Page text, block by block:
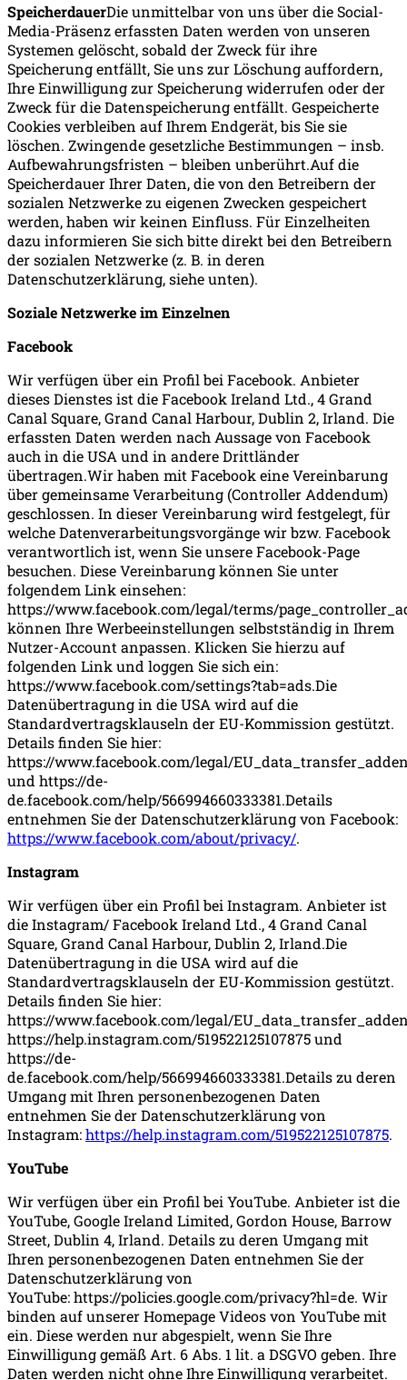
SpeicherdauerDie unmittelbar von uns über die Social-
Media-Präsenz erfassten Daten werden von unseren
Systemen gelöscht, sobald der Zweck für ihre
Speicherung entfällt, Sie uns zur Löschung auffordern,
Ihre Einwilligung zur Speicherung widerrufen oder der
Zweck für die Datenspeicherung entfällt. Gespeicherte
Cookies verbleiben auf Ihrem Endgerät, bis Sie sie
löschen. Zwingende gesetzliche Bestimmungen – insb.
Aufbewahrungsfristen – bleiben unberührt.Auf die
Speicherdauer Ihrer Daten, die von den Betreibern der
sozialen Netzwerke zu eigenen Zwecken gespeichert
werden, haben wir keinen Einfluss. Für Einzelheiten
dazu informieren Sie sich bitte direkt bei den Betreibern
der sozialen Netzwerke (z. B. in deren
Datenschutzerklärung, siehe unten).
Soziale Netzwerke im Einzelnen
Facebook
Wir verfügen über ein Profil bei Facebook. Anbieter
dieses Dienstes ist die Facebook Ireland Ltd., 4 Grand
Canal Square, Grand Canal Harbour, Dublin 2, Irland. Die
erfassten Daten werden nach Aussage von Facebook
auch in die USA und in andere Drittländer
übertragen.Wir haben mit Facebook eine Vereinbarung
über gemeinsame Verarbeitung (Controller Addendum)
geschlossen. In dieser Vereinbarung wird festgelegt, für
welche Datenverarbeitungsvorgänge wir bzw. Facebook
verantwortlich ist, wenn Sie unsere Facebook-Page
besuchen. Diese Vereinbarung können Sie unter
folgendem Link einsehen:
https://www.facebook.com/legal/terms/
können Ihre Werbeeinstellungen selbstständig in Ihrem
Nutzer-Account anpassen. Klicken Sie hierzu auf
folgenden Link und loggen Sie sich ein:
https://www.facebook.com/settings?tab=ads.Die
Datenübertragung in die USA wird auf die
Standardvertragsklauseln der EU-Kommission gestützt.
Details finden Sie hier:
https://www.facebook.com/legal/
und https://de-
de.facebook.com/help/566994660333381.Details
entnehmen Sie der Datenschutzerklärung von Facebook:
https://www.facebook.com/about/privacy/.
Instagram
Wir verfügen über ein Profil bei Instagram. Anbieter ist
die Instagram/ Facebook Ireland Ltd., 4 Grand Canal
Square, Grand Canal Harbour, Dublin 2, Irland.Die
Datenübertragung in die USA wird auf die
Standardvertragsklauseln der EU-Kommission gestützt.
Details finden Sie hier:
https://www.facebook.com/legal/
https://help.instagram.com/519522125107875 und
https://de-
de.facebook.com/help/566994660333381.Details zu deren
Umgang mit Ihren personenbezogenen Daten
entnehmen Sie der Datenschutzerklärung von
Instagram:https://help.instagram.com/519522125107875.
YouTube
Wir verfügen über ein Profil bei YouTube. Anbieter ist die
YouTube, Google Ireland Limited, Gordon House, Barrow
Street, Dublin 4, Irland. Details zu deren Umgang mit
Ihren personenbezogenen Daten entnehmen Sie der
Datenschutzerklärung von
YouTube: https://policies.google.com/privacy?hl=de. Wir
binden auf unserer Homepage Videos von YouTube mit
ein. Diese werden nur abgespielt, wenn Sie Ihre
Einwilligung gemäß Art. 6 Abs. 1 lit. a DSGVO geben. Ihre
Daten werden nicht ohne Ihre Einwilligung verarbeitet.